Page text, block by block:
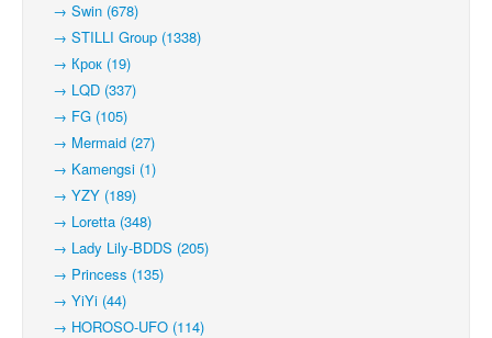
→ Swin (678)
→ STILLI Group (1338)
→ Крок (19)
→ LQD (337)
→ FG (105)
→ Mermaid (27)
→ Kamengsi (1)
→ YZY (189)
→ Loretta (348)
→ Lady Lily-BDDS (205)
→ Princess (135)
→ YiYi (44)
→ HOROSO-UFO (114)